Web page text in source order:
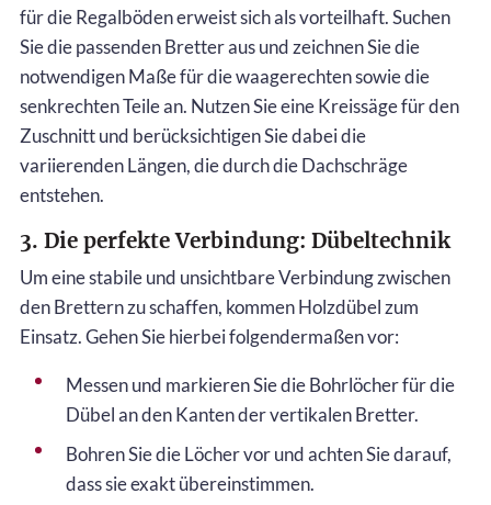
für die Regalböden erweist sich als vorteilhaft. Suchen
Sie die passenden Bretter aus und zeichnen Sie die
notwendigen Maße für die waagerechten sowie die
senkrechten Teile an. Nutzen Sie eine Kreissäge für den
Zuschnitt und berücksichtigen Sie dabei die
variierenden Längen, die durch die Dachschräge
entstehen.
3. Die perfekte Verbindung: Dübeltechnik
Um eine stabile und unsichtbare Verbindung zwischen
den Brettern zu schaffen, kommen Holzdübel zum
Einsatz. Gehen Sie hierbei folgendermaßen vor:
Messen und markieren Sie die Bohrlöcher für die
Dübel an den Kanten der vertikalen Bretter.
Bohren Sie die Löcher vor und achten Sie darauf,
dass sie exakt übereinstimmen.